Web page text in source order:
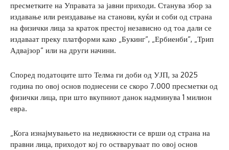
пресметките на Управата за јавни приходи. Станува збор за
издавање или реиздавање на станови, куќи и соби од страна
на физички лица за краток престој независно од тоа дали се
издаваат преку платформи како „Букинг“, „Ербиенби“, „Трип
Адвајзор“ или на други начини.
Според податоците што Телма ги доби од УЈП, за 2025
година по овој основ поднесени се скоро 7.000 пресметки од
физички лица, при што вкупниот данок надминува 1 милион
евра.
„Кога изнајмувањето на недвижности се врши од страна на
правни лица, приходот кој го остваруваат по овој основ